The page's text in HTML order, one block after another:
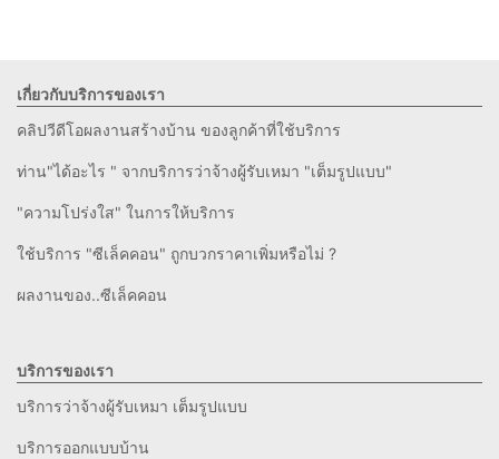
เกี่ยวกับบริการของเรา
คลิปวีดีโอผลงานสร้างบ้าน ของลูกค้าที่ใช้บริการ
ท่าน"ได้อะไร " จากบริการว่าจ้างผู้รับเหมา "เต็มรูปแบบ"
"ความโปร่งใส" ในการให้บริการ
ใช้บริการ "ซีเล็คคอน" ถูกบวกราคาเพิ่มหรือไม่ ?
ผลงานของ..ซีเล็คคอน
บริการของเรา
บริการว่าจ้างผู้รับเหมา เต็มรูปแบบ
บริการออกแบบบ้าน